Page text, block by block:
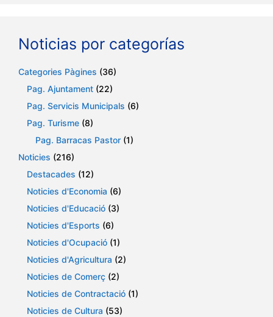
Noticias por categorías
Categories Pàgines (36)
Pag. Ajuntament (22)
Pag. Servicis Municipals (6)
Pag. Turisme (8)
Pag. Barracas Pastor (1)
Noticies (216)
Destacades (12)
Noticies d'Economia (6)
Noticies d'Educació (3)
Noticies d'Esports (6)
Noticies d'Ocupació (1)
Noticies d'Agricultura (2)
Noticies de Comerç (2)
Noticies de Contractació (1)
Noticies de Cultura (53)